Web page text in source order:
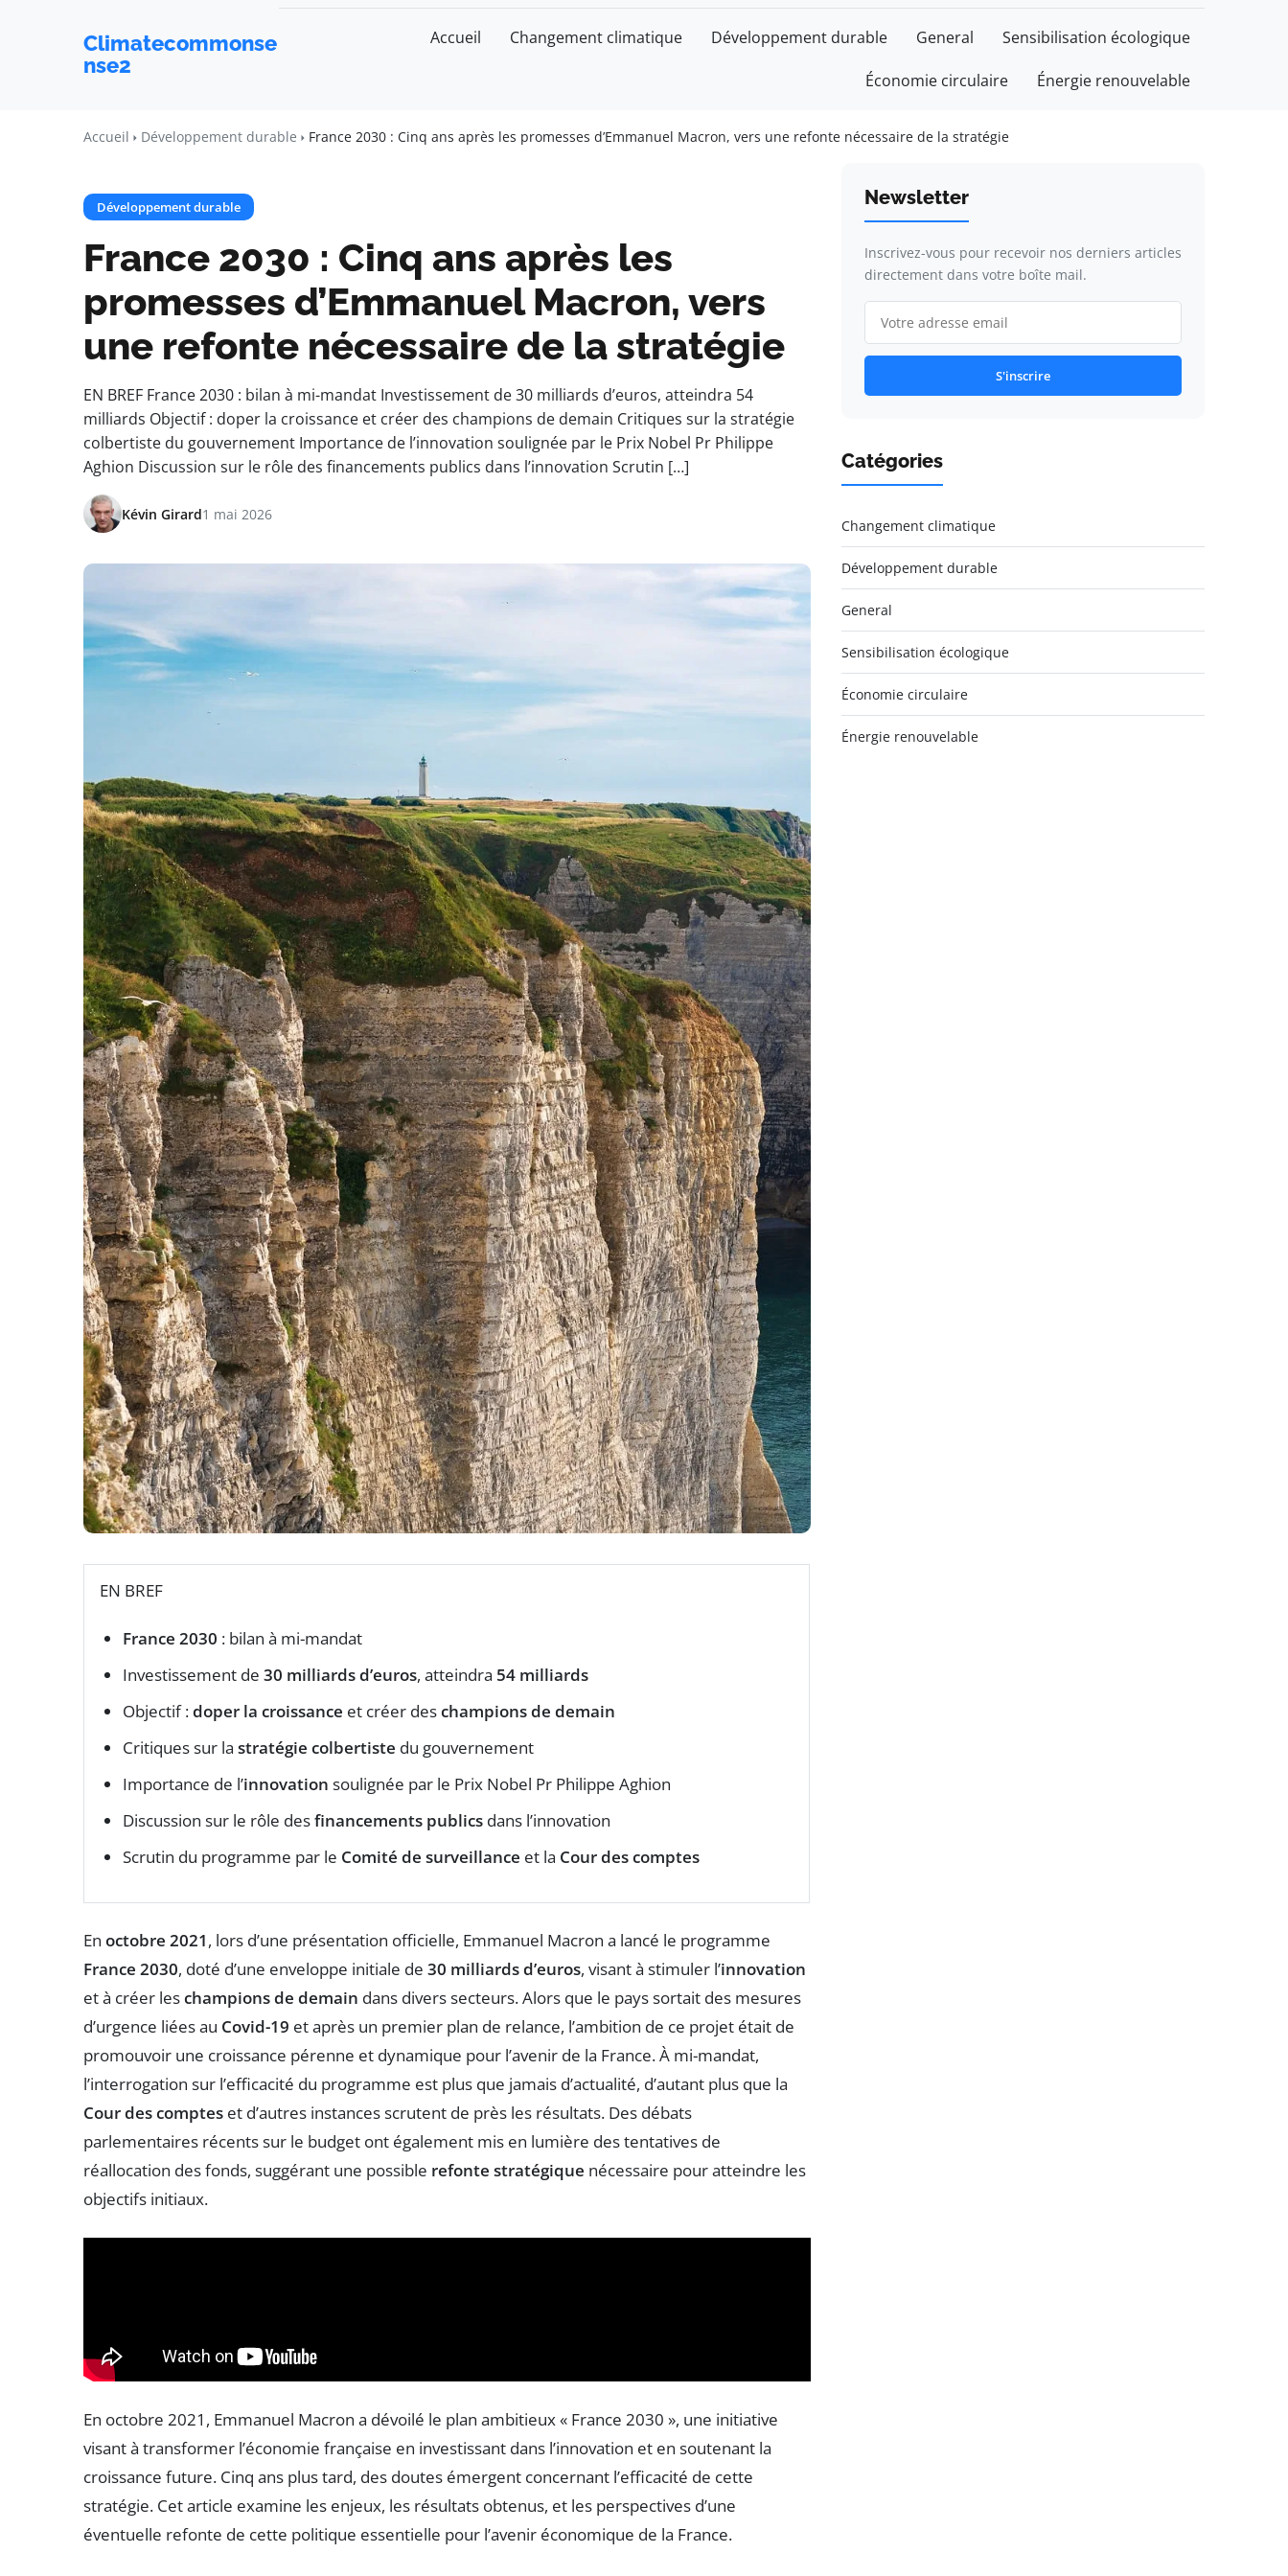
Climatecommonse
nse2
Accueil Changement climatique Développement durable General Sensibilisation écologique
Économie circulaire Énergie renouvelable
Accueil Développement durable France 2030 : Cinq ans après les promesses d’Emmanuel Macron, vers une refonte nécessaire de la stratégie
Développement durable
France 2030 : Cinq ans après les
promesses d’Emmanuel Macron, vers
une refonte nécessaire de la stratégie
EN BREF France 2030 : bilan à mi-mandat Investissement de 30 milliards d’euros, atteindra 54
milliards Objectif : doper la croissance et créer des champions de demain Critiques sur la stratégie
colbertiste du gouvernement Importance de l’innovation soulignée par le Prix Nobel Pr Philippe
Aghion Discussion sur le rôle des financements publics dans l’innovation Scrutin […]
Kévin Girard1 mai 2026
EN BREF
France 2030 : bilan à mi-mandat
Investissement de 30 milliards d’euros, atteindra 54 milliards
Objectif :doper la croissance et créer deschampions de demain
Critiques sur la stratégie colbertiste du gouvernement
Importance de l’innovation soulignée par le Prix Nobel Pr Philippe Aghion
Discussion sur le rôle desfinancements publics dans l’innovation
Scrutin du programme par le Comité de surveillance et la Cour des comptes
En octobre 2021, lors d’une présentation officielle, Emmanuel Macron a lancé le programme
France 2030, doté d’une enveloppe initiale de 30 milliards d’euros, visant à stimuler l’innovation
et à créer leschampions de demain dans divers secteurs. Alors que le pays sortait des mesures
d’urgence liées au Covid-19 et après un premier plan de relance, l’ambition de ce projet était de
promouvoir une croissance pérenne et dynamique pour l’avenir de la France. À mi-mandat,
l’interrogation sur l’efficacité du programme est plus que jamais d’actualité, d’autant plus que la
Cour des comptes et d’autres instances scrutent de près les résultats. Des débats
parlementaires récents sur le budget ont également mis en lumière des tentatives de
réallocation des fonds, suggérant une possible refonte stratégique nécessaire pour atteindre les
objectifs initiaux.
En octobre 2021, Emmanuel Macron a dévoilé le plan ambitieux « France 2030 », une initiative
visant à transformer l’économie française en investissant dans l’innovation et en soutenant la
croissance future. Cinq ans plus tard, des doutes émergent concernant l’efficacité de cette
stratégie. Cet article examine les enjeux, les résultats obtenus, et les perspectives d’une
éventuelle refonte de cette politique essentielle pour l’avenir économique de la France.
Newsletter
Inscrivez-vous pour recevoir nos derniers articles
directement dans votre boîte mail.
S'inscrire
Catégories
Changement climatique
Développement durable
General
Sensibilisation écologique
Économie circulaire
Énergie renouvelable